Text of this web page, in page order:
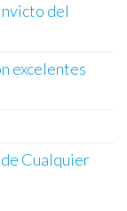
del
excelentes
Cualquier